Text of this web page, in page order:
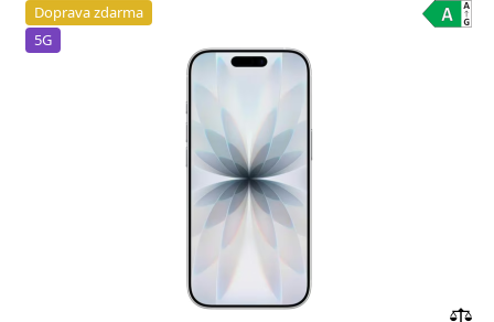
Doprava zdarma
5G